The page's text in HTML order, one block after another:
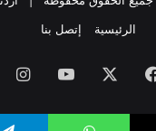
الرئيسية
إتصل بنا
فيسبوك ‫YouTube